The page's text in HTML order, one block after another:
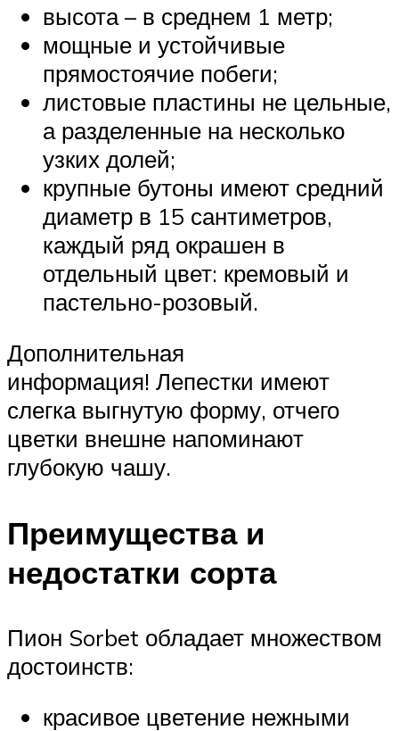
высота – в среднем 1 метр;
мощные и устойчивые
прямостоячие побеги;
листовые пластины не цельные,
а разделенные на несколько
узких долей;
крупные бутоны имеют средний
диаметр в 15 сантиметров,
каждый ряд окрашен в
отдельный цвет: кремовый и
пастельно-розовый.
Дополнительная
информация! Лепестки имеют
слегка выгнутую форму, отчего
цветки внешне напоминают
глубокую чашу.
Преимущества и
недостатки сорта
Пион Sorbet обладает множеством
достоинств:
красивое цветение нежными